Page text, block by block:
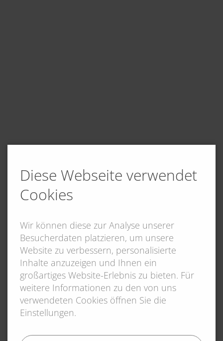
Diese Webseite verwendet
Cookies
Wir können diese zur Analyse unserer
Besucherdaten platzieren, um unsere
Website zu verbessern, personalisierte
Inhalte anzuzeigen und Ihnen ein
großartiges Website-Erlebnis zu bieten. Für
weitere Informationen zu den von uns
verwendeten Cookies öffnen Sie die
Einstellungen.